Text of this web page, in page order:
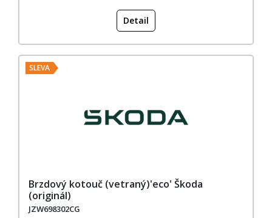
Detail
SLEVA
Brzdový kotouč (vetraný)'eco' Škoda
(originál)
JZW698302CG